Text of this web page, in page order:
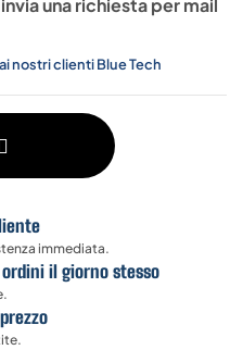
invia una richiesta per mail
nostri clienti Blue Tech
immediata.
il giorno stesso